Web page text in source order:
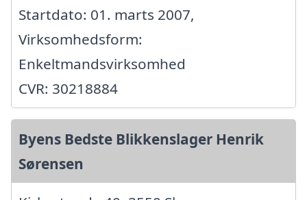
Startdato: 01. marts 2007,
Virksomhedsform:
Enkeltmandsvirksomhed
CVR: 30218884
Byens Bedste Blikkenslager Henrik
Sørensen